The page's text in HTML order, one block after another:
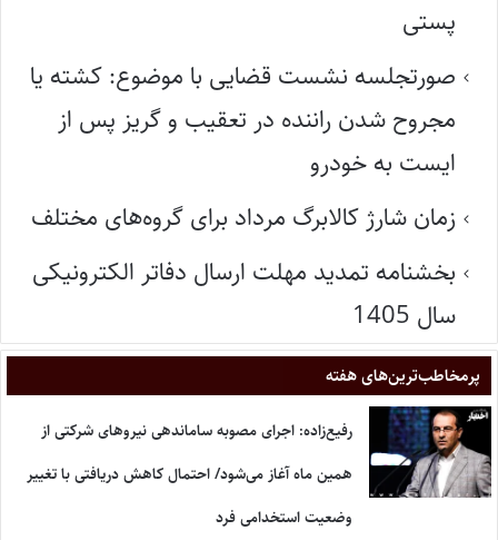
پستی
صورتجلسه نشست قضایی با موضوع: کشته یا
مجروح شدن راننده در تعقیب و گریز پس از
ایست به خودرو
زمان شارژ کالابرگ مرداد برای گروه‌های مختلف
بخشنامه تمدید مهلت ارسال دفاتر الکترونیکی
سال 1405
پر‌مخاطب‌ترین‌های هفته
رفیع‌زاده: اجرای مصوبه ساماندهی نیروهای شرکتی از
همین ماه آغاز می‌شود/ احتمال کاهش دریافتی با تغییر
وضعیت استخدامی فرد